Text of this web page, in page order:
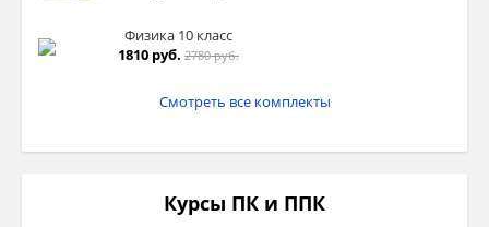
Физика 10 класс
1810 руб. 2780 руб.
Смотреть все комплекты
Курсы ПК и ППК